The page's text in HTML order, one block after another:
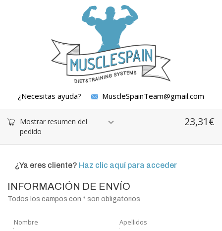
¿Necesitas ayuda? MuscleSpainTeam@gmail.com
Mostrar resumen del
pedido
23,31€
¿Ya eres cliente? Haz clic aquí para acceder
INFORMACIÓN DE ENVÍO
Todos los campos con * son obligatorios
Nombre Apellidos